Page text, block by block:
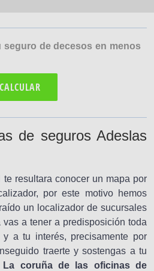
seguro de decesos en menos
CALCULAR
de seguros Adeslas
resultara conocer un mapa por
por este motivo hemos
un localizador de sucursales
a tener a predisposición toda
y a tu interés, precisamente por
traerte y sostengas a tu
coruña de las oficinas de